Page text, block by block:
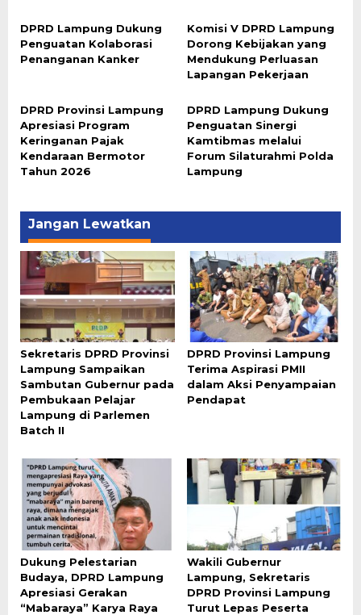
DPRD Lampung Dukung
Penguatan Kolaborasi
Penanganan Kanker
Komisi V DPRD Lampung
Dorong Kebijakan yang
Mendukung Perluasan
Lapangan Pekerjaan
DPRD Provinsi Lampung
Apresiasi Program
Keringanan Pajak
Kendaraan Bermotor
Tahun 2026
DPRD Lampung Dukung
Penguatan Sinergi
Kamtibmas melalui
Forum Silaturahmi Polda
Lampung
Jangan Lewatkan
Sekretaris DPRD Provinsi
Lampung Sampaikan
Sambutan Gubernur pada
Pembukaan Pelajar
Lampung di Parlemen
Batch II
DPRD Provinsi Lampung
Terima Aspirasi PMII
dalam Aksi Penyampaian
Pendapat
Dukung Pelestarian
Budaya, DPRD Lampung
Apresiasi Gerakan
“Mabaraya” Karya Raya
Wakili Gubernur
Lampung, Sekretaris
DPRD Provinsi Lampung
Turut Lepas Peserta